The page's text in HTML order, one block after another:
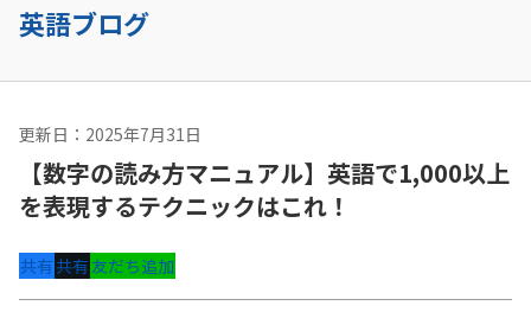
英語ブログ
更新日：2025年7月31日
【数字の読み方マニュアル】英語で1,000以上
を表現するテクニックはこれ！
共有共有友だち追加